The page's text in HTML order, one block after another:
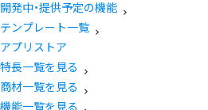
開発中・提供予定の機能
テンプレート一覧
アプリストア
特長一覧を見る
商材一覧を見る
機能一覧を見る